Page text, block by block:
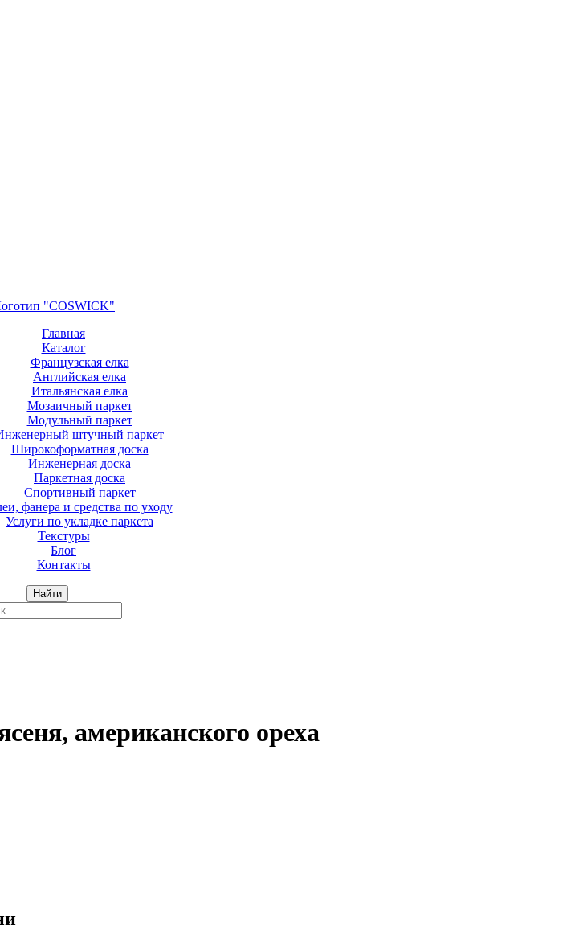
Главная
Каталог
Французская елка
Английская елка
Итальянская елка
Мозаичный паркет
Модульный паркет
штучный паркет
Широкоформатная доска
Инженерная доска
Паркетная доска
Спортивный паркет
фанера и средства по уходу
Услуги по укладке паркета
Текстуры
Блог
Контакты
Найти
американского ореха